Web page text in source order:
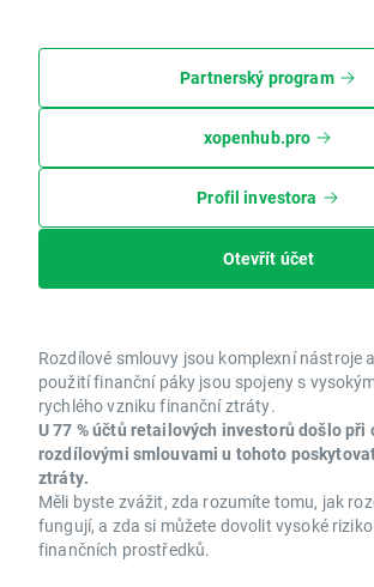
Partnerský program
xopenhub.pro
Profil investora
Otevřít účet
Rozdílové smlouvy jsou komplexní nástroje
použití finanční páky jsou spojeny s
rychlého vzniku finanční ztráty.
U 77 % účtů retailových investorů došlo při
rozdílovými smlouvami u tohoto
ztráty.
Měli byste zvážit, zda rozumíte tomu, jak
fungují, a zda si můžete dovolit vysoké
finančních prostředků.